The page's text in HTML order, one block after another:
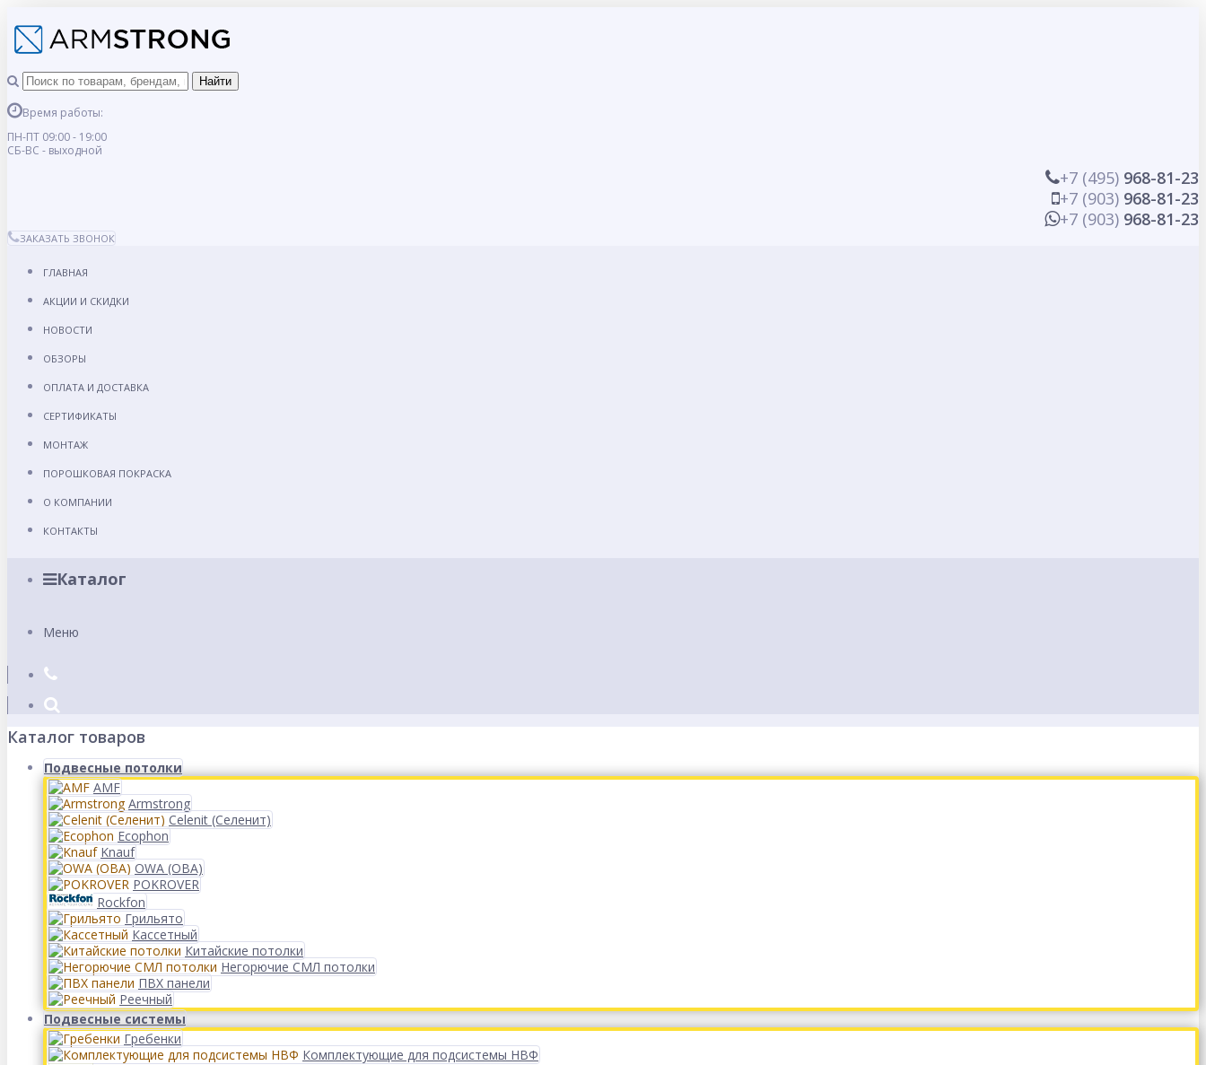
Время работы:
ПН-ПТ 09:00 - 19:00
СБ-ВС - выходной
+7 (495) 968-81-23
+7 (903) 968-81-23
+7 (903) 968-81-23
ЗАКАЗАТЬ ЗВОНОК
ГЛАВНАЯ
АКЦИИ И СКИДКИ
НОВОСТИ
ОБЗОРЫ
ОПЛАТА И ДОСТАВКА
СЕРТИФИКАТЫ
МОНТАЖ
ПОРОШКОВАЯ ПОКРАСКА
О КОМПАНИИ
КОНТАКТЫ
Каталог
Меню
Каталог товаров
Подвесные потолки
AMF
Armstrong
Celenit (Селенит)
Ecophon
Knauf
OWA (ОВА)
POKROVER
Rockfon
Грильято
Кассетный
Китайские потолки
Негорючие СМЛ потолки
ПВХ панели
Реечный
Подвесные системы
Гребенки
Комплектующие для подсистемы НВФ